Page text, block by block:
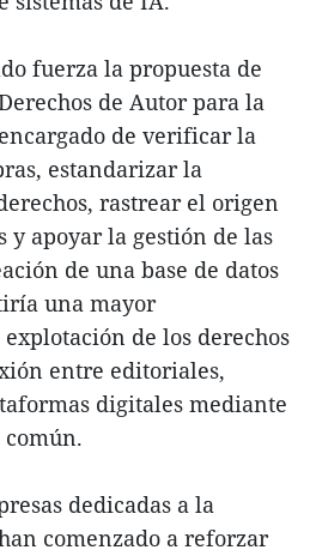
fuerza la propuesta de
de Autor para la
de verificar la
estandarizar la
rastrear el origen
y apoyar la gestión de las
de una base de datos
una mayor
de los derechos
entre editoriales,
digitales mediante
dedicadas a la
comenzado a reforzar